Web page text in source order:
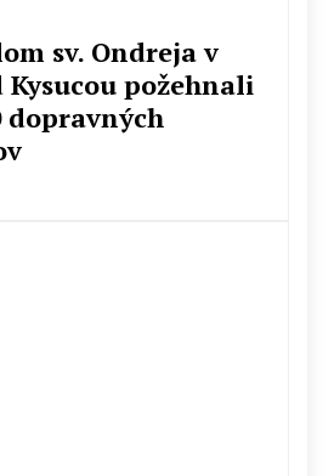
sv. Ondreja v
Kysucou požehnali
dopravných